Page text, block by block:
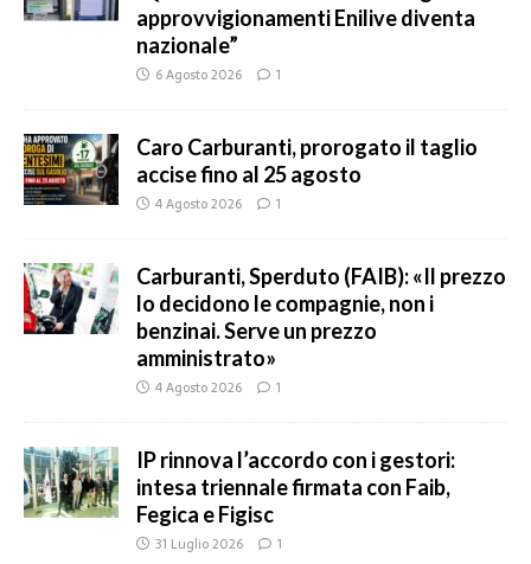
approvvigionamenti Enilive diventa
nazionale”
6 Agosto 2026 1
Caro Carburanti, prorogato il taglio
accise fino al 25 agosto
4 Agosto 2026 1
Carburanti, Sperduto (FAIB): «Il prezzo
lo decidono le compagnie, non i
benzinai. Serve un prezzo
amministrato»
4 Agosto 2026 1
IP rinnova l’accordo con i gestori:
intesa triennale firmata con Faib,
Fegica e Figisc
31 Luglio 2026 1